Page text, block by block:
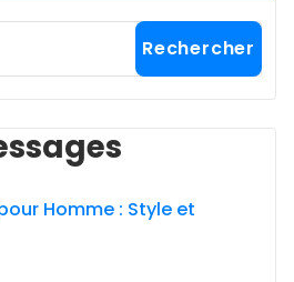
Rechercher
Homme : Style et